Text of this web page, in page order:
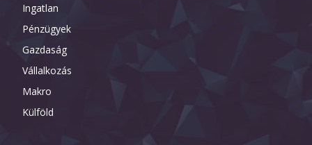
Ingatlan
Pénzügyek
Gazdaság
Vállalkozás
Makro
Külföld